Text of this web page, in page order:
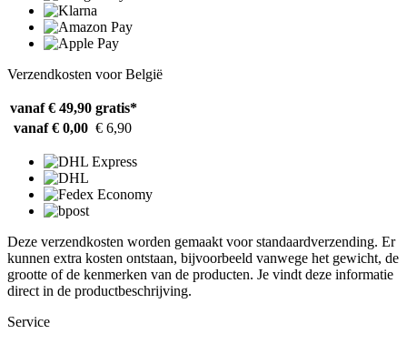
Verzendkosten voor België
vanaf € 49,90 gratis*
vanaf € 0,00 € 6,90
Deze verzendkosten worden gemaakt voor standaardverzending. Er
kunnen extra kosten ontstaan, bijvoorbeeld vanwege het gewicht, de
grootte of de kenmerken van de producten. Je vindt deze informatie
direct in de productbeschrijving.
Service